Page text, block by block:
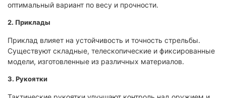
оптимальный вариант по весу и прочности.
2. Приклады
Приклад влияет на устойчивость и точность стрельбы.
Существуют складные, телескопические и фиксированные
модели, изготовленные из различных материалов.​
3. Рукоятки